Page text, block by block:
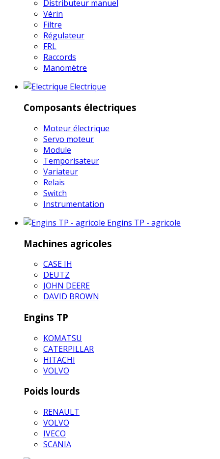
Distributeur manuel
Vérin
Filtre
Régulateur
FRL
Raccords
Manomètre
Electrique
Composants électriques
Moteur électrique
Servo moteur
Module
Temporisateur
Variateur
Relais
Switch
Instrumentation
Engins TP - agricole
Machines agricoles
CASE IH
DEUTZ
JOHN DEERE
DAVID BROWN
Engins TP
KOMATSU
CATERPILLAR
HITACHI
VOLVO
Poids lourds
RENAULT
VOLVO
IVECO
SCANIA